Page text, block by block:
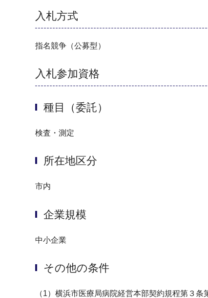
入札方式
指名競争（公募型）
入札参加資格
種目（委託）
検査・測定
所在地区分
市内
企業規模
中小企業
その他の条件
（1）横浜市医療局病院経営本部契約規程第３